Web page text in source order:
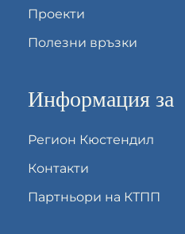
Проекти
Полезни връзки
Информация за
Регион Кюстендил
Контакти
Партньори на КТПП